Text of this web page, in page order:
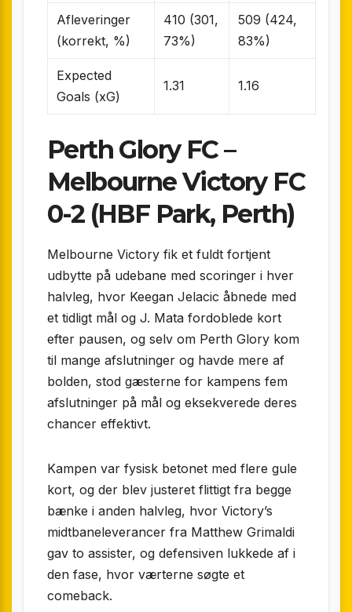
Afleveringer
(korrekt, %)
410 (301,
73%)
509 (424,
83%)
Expected
Goals (xG)
1.31 1.16
Perth Glory FC –
Melbourne Victory FC
0-2 (HBF Park, Perth)
Melbourne Victory fik et fuldt fortjent
udbytte på udebane med scoringer i hver
halvleg, hvor Keegan Jelacic åbnede med
et tidligt mål og J. Mata fordoblede kort
efter pausen, og selv om Perth Glory kom
til mange afslutninger og havde mere af
bolden, stod gæsterne for kampens fem
afslutninger på mål og eksekverede deres
chancer effektivt.
Kampen var fysisk betonet med flere gule
kort, og der blev justeret flittigt fra begge
bænke i anden halvleg, hvor Victory’s
midtbaneleverancer fra Matthew Grimaldi
gav to assister, og defensiven lukkede af i
den fase, hvor værterne søgte et
comeback.